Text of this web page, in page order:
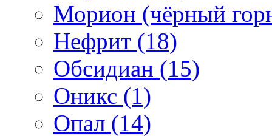
Морион (чёрный
Нефрит (18)
Обсидиан (15)
Оникс (1)
Опал (14)